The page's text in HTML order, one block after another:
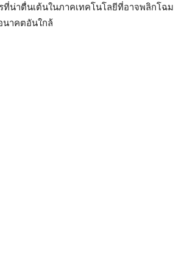
น่าตื่นเต้นในภาคเทคโนโลยีที่อาจพลิกโฉม
นาคตอันใกล้